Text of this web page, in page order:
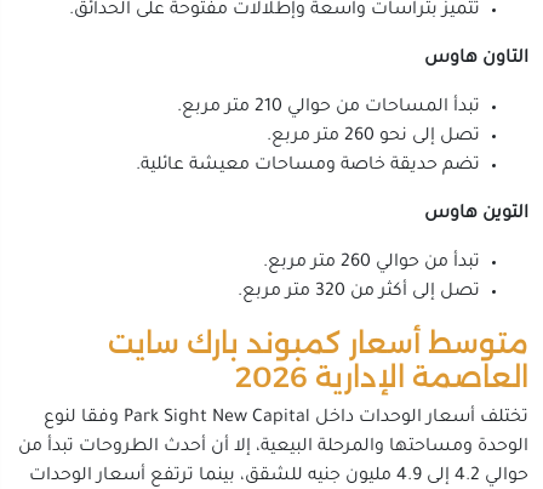
تتميز بتراسات واسعة وإطلالات مفتوحة على الحدائق.
التاون هاوس
تبدأ المساحات من حوالي 210 متر مربع.
تصل إلى نحو 260 متر مربع.
تضم حديقة خاصة ومساحات معيشة عائلية.
التوين هاوس
تبدأ من حوالي 260 متر مربع.
تصل إلى أكثر من 320 متر مربع.
متوسط أسعار كمبوند بارك سايت
العاصمة الإدارية 2026
تختلف أسعار الوحدات داخل Park Sight New Capital وفقا لنوع
الوحدة ومساحتها والمرحلة البيعية، إلا أن أحدث الطروحات تبدأ من
حوالي 4.2 إلى 4.9 مليون جنيه للشقق، بينما ترتفع أسعار الوحدات